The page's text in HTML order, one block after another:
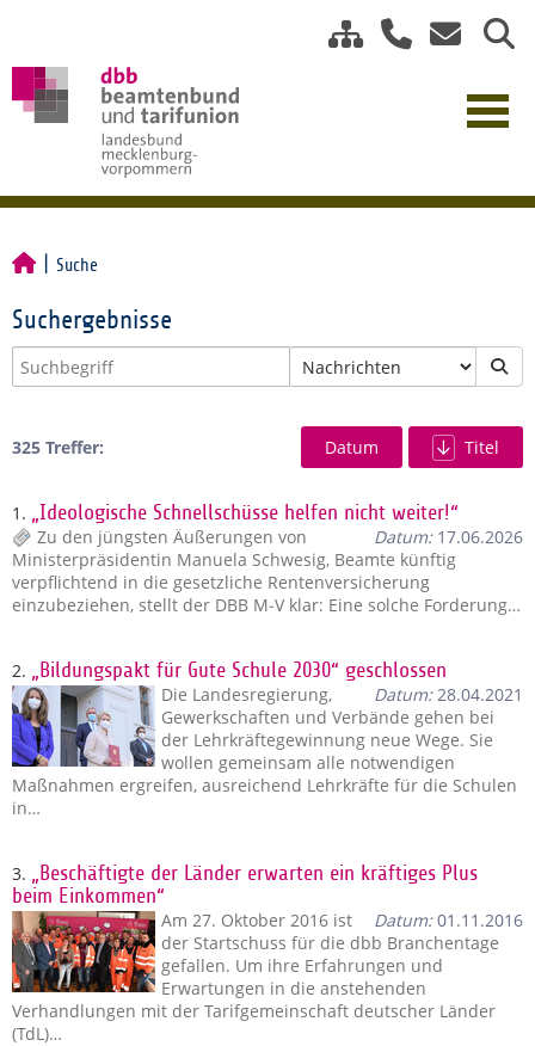
Suche
Suchergebnisse
325 Treffer: Datum Titel
1. „Ideologische Schnellschüsse helfen nicht weiter!“
Datum:17.06.2026
Zu den jüngsten Äußerungen von
Ministerpräsidentin Manuela Schwesig, Beamte künftig
verpflichtend in die gesetzliche Rentenversicherung
einzubeziehen, stellt der DBB M‑V klar: Eine solche Forderung…
2. „Bildungspakt für Gute Schule 2030“ geschlossen
Datum:28.04.2021
Die Landesregierung,
Gewerkschaften und Verbände gehen bei
der Lehrkräftegewinnung neue Wege. Sie
wollen gemeinsam alle notwendigen
Maßnahmen ergreifen, ausreichend Lehrkräfte für die Schulen
in…
3. „Beschäftigte der Länder erwarten ein kräftiges Plus
beim Einkommen“
Datum:01.11.2016
Am 27. Oktober 2016 ist
der Startschuss für die dbb Branchentage
gefallen. Um ihre Erfahrungen und
Erwartungen in die anstehenden
Verhandlungen mit der Tarifgemeinschaft deutscher Länder
(TdL)…